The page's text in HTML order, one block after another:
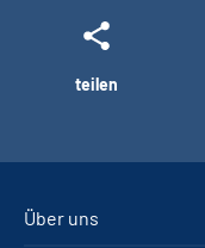
teilen
Über uns